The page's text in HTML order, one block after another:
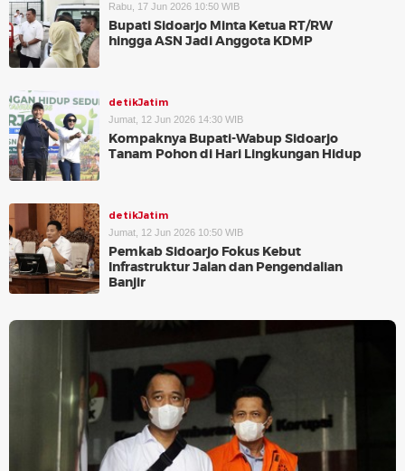
Rabu, 17 Jun 2026 10:50 WIB
Bupati Sidoarjo Minta Ketua RT/RW
hingga ASN Jadi Anggota KDMP
detikJatim
Jumat, 12 Jun 2026 14:30 WIB
Kompaknya Bupati-Wabup Sidoarjo
Tanam Pohon di Hari Lingkungan Hidup
detikJatim
Jumat, 12 Jun 2026 10:50 WIB
Pemkab Sidoarjo Fokus Kebut
Infrastruktur Jalan dan Pengendalian
Banjir